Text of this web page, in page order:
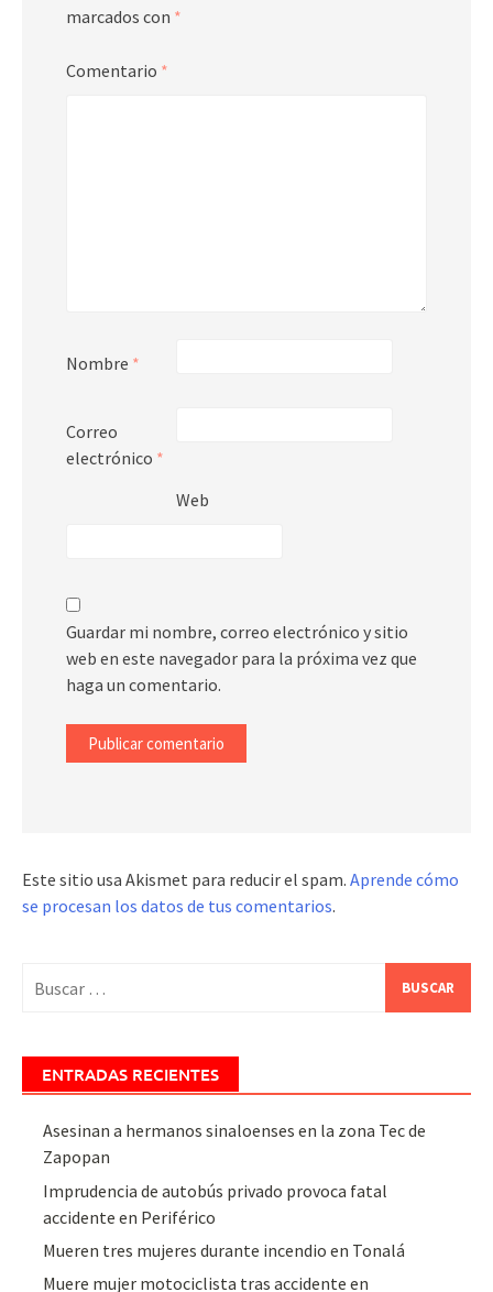
marcados con *
Comentario *
Nombre *
Correo
electrónico *
Web
Guardar mi nombre, correo electrónico y sitio
web en este navegador para la próxima vez que
haga un comentario.
Este sitio usa Akismet para reducir el spam. Aprende cómo
se procesan los datos de tus comentarios.
ENTRADAS RECIENTES
Asesinan a hermanos sinaloenses en la zona Tec de
Zapopan
Imprudencia de autobús privado provoca fatal
accidente en Periférico
Mueren tres mujeres durante incendio en Tonalá
Muere mujer motociclista tras accidente en